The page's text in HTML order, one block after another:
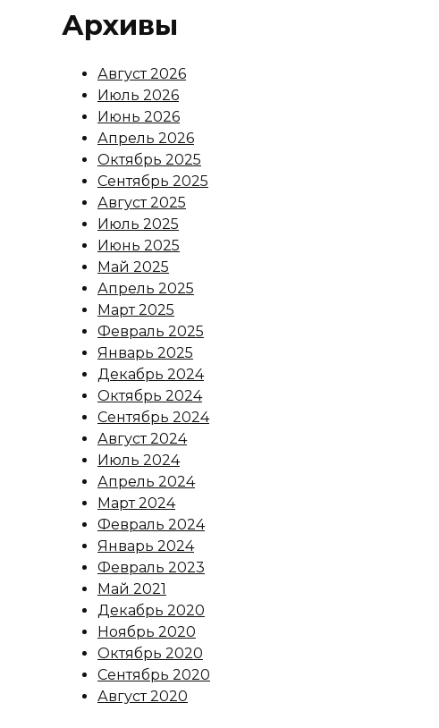
Архивы
Август 2026
Июль 2026
Июнь 2026
Апрель 2026
Октябрь 2025
Сентябрь 2025
Август 2025
Июль 2025
Июнь 2025
Май 2025
Апрель 2025
Март 2025
Февраль 2025
Январь 2025
Декабрь 2024
Октябрь 2024
Сентябрь 2024
Август 2024
Июль 2024
Апрель 2024
Март 2024
Февраль 2024
Январь 2024
Февраль 2023
Май 2021
Декабрь 2020
Ноябрь 2020
Октябрь 2020
Сентябрь 2020
Август 2020